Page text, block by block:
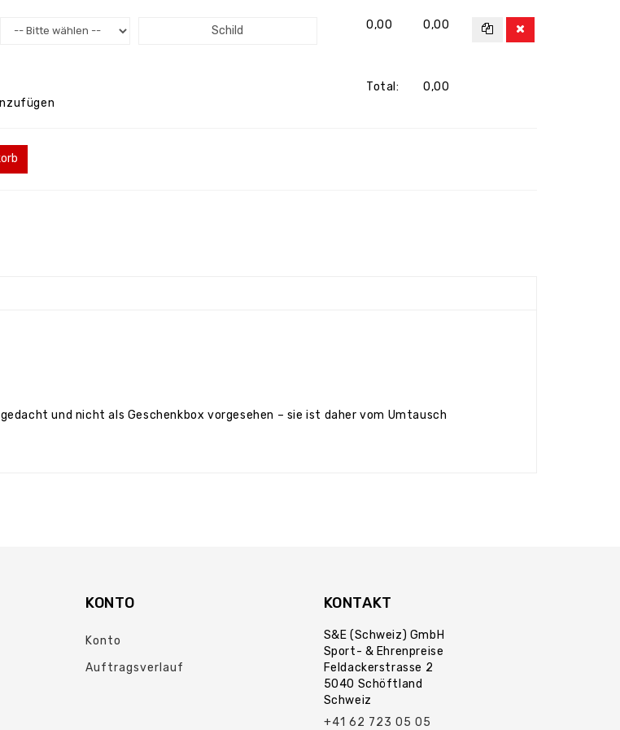
Schild 0,00 0,00
Total:
0,00
und nicht als Geschenkbox vorgesehen – sie ist daher vom Umtausch
KONTO
Konto
Auftragsverlauf
KONTAKT
S&E (Schweiz) GmbH
Sport- & Ehrenpreise
Feldackerstrasse 2
5040 Schöftland
Schweiz
+41 62 723 05 05